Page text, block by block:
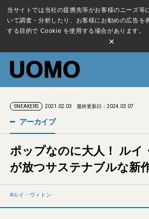
当サイトでは当社の提携先等がお客様のニーズ等
いて調査・分析したり、お客様にお勧めの広告を
する目的で Cookie を使用する場合があります。
×
SNEAKERS 2021.02.03 最終更新日：2024.03.07
アーカイブ
ポップなのに大人！ ルイ
が放つサステナブルな新
ルイ・ヴィトン